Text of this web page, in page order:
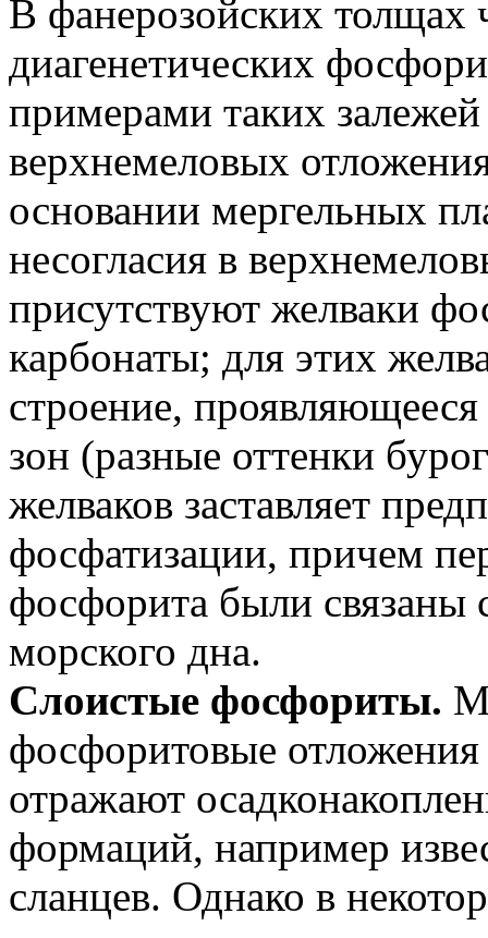
В фанерозойских толщах
диагенетических
примерами таких
верхнемеловых
основании мергельных
несогласия в
присутствуют желваки
карбонаты; для этих
строение, проявляющееся
зон (разные оттенки
желваков заставляет
фосфатизации, причем
фосфорита были
морского дна.
Слоистые фосфориты.
фосфоритовые
отражают
формаций, например
сланцев. Однако в